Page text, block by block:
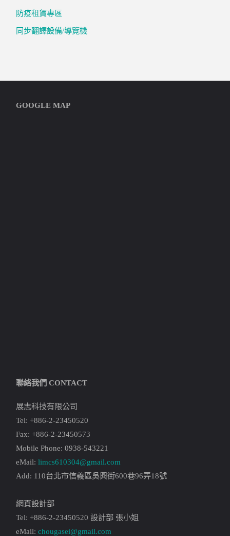
防疫租賃專區
同步翻譯設備/導覽機
GOOGLE MAP
聯絡我們 CONTACT
展志科技有限公司
Tel: +886-2-23450520
Fax: +886-2-23450573
Mobile Phone: 0938-543221
eMail: limcs610304@gmail.com
Add: 110台北市信義區吳興街600巷96弄18號
網頁設計部
Tel: +886-2-23450520 設計部 張小姐
eMail: chougasei@gmail.com